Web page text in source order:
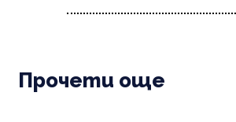
Прочети още